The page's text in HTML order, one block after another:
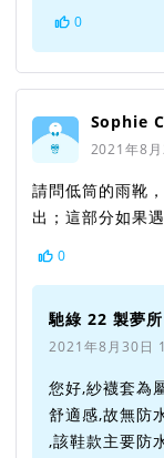
0
Sophie
2021年8
請問低筒的雨靴
出；這部分如果
0
馳綠 22 製夢所
2021年8月30日
您好,紗襪套為
舒適感,故無防
,該鞋款主要防